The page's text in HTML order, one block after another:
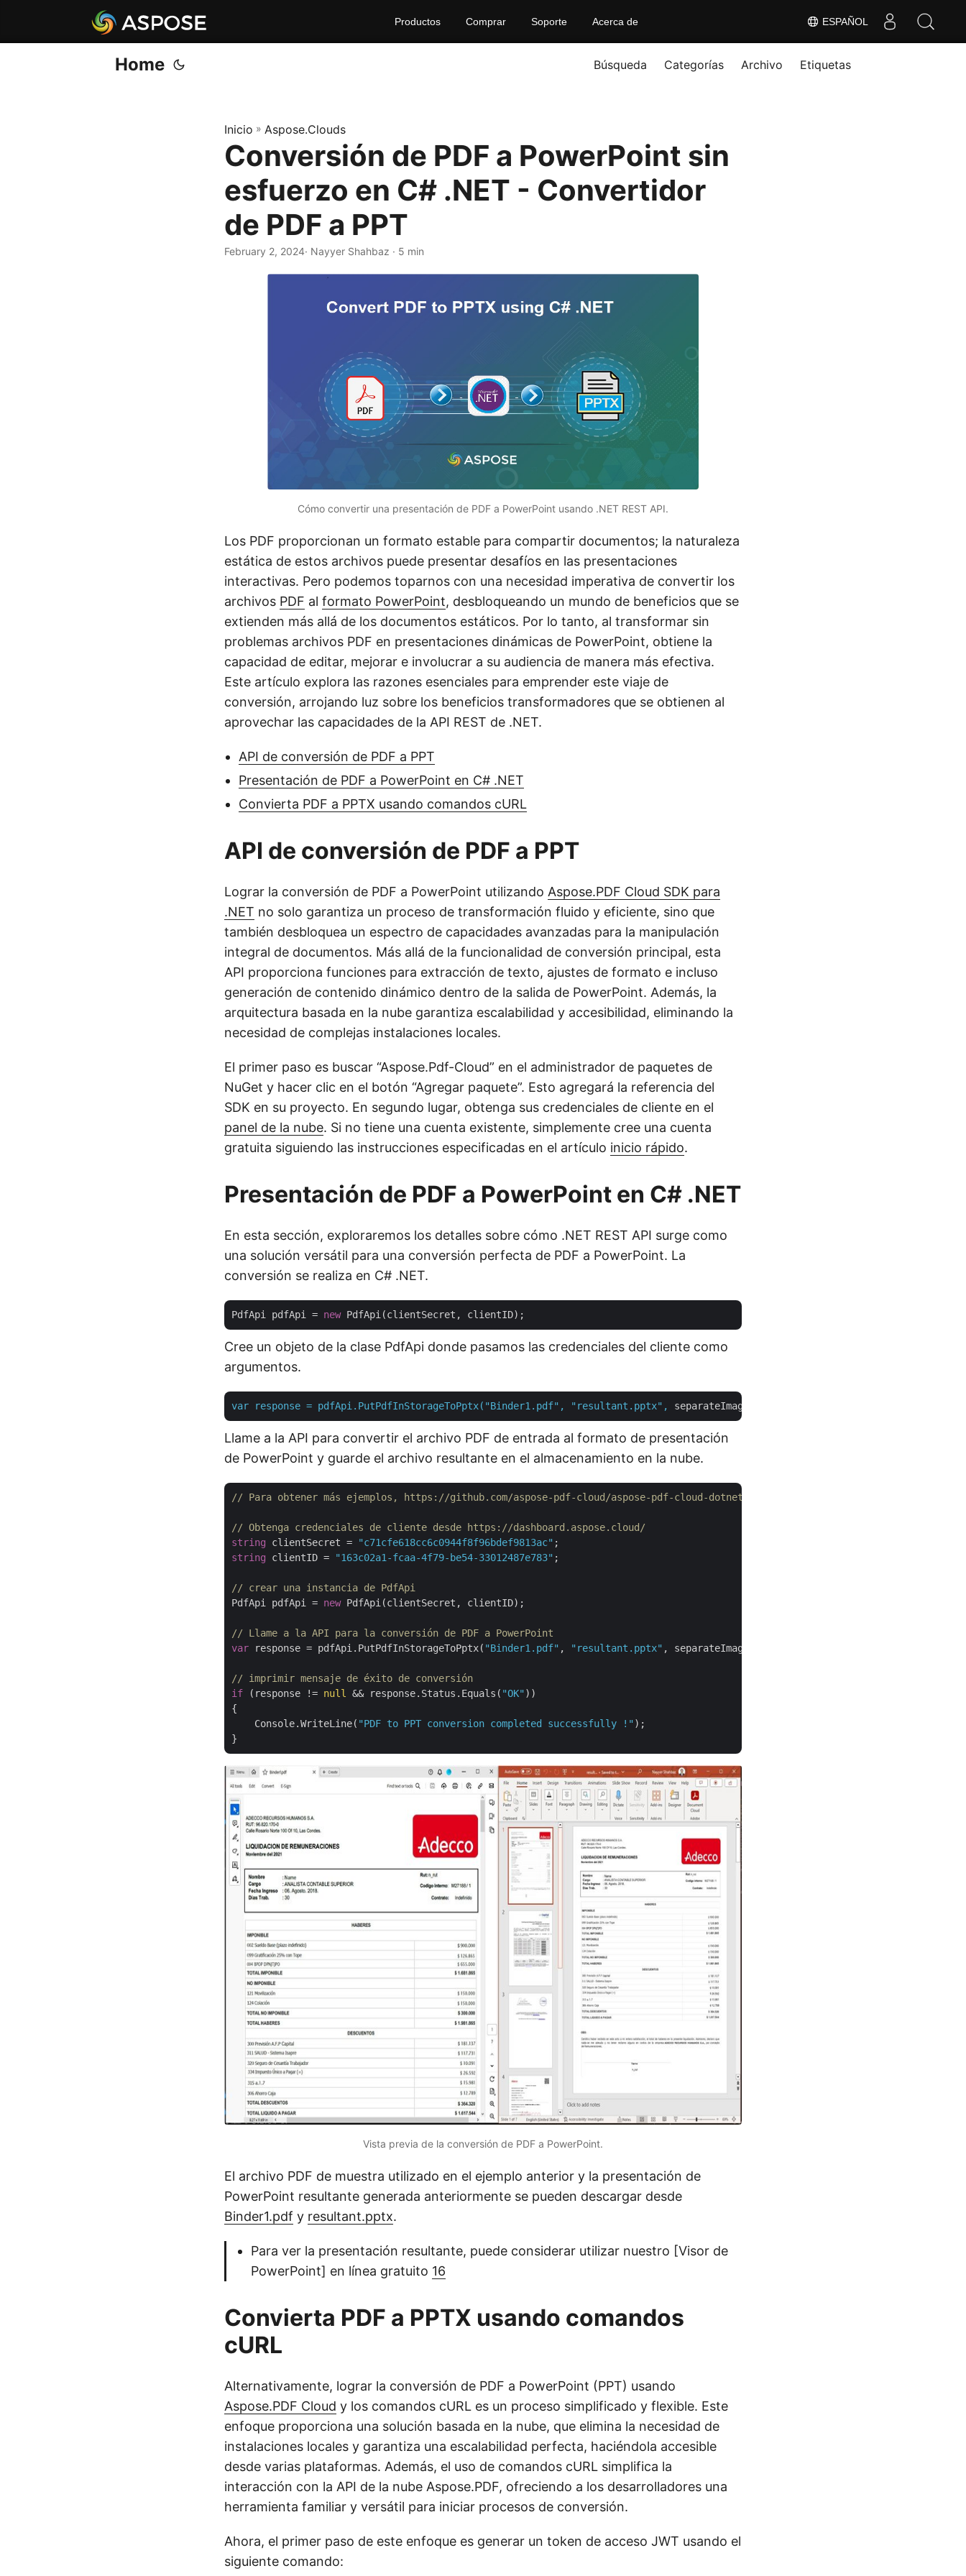
ESPAÑOL
Productos Comprar Soporte Acerca de
Home Búsqueda Categorías Archivo Etiquetas
Inicio » Aspose.Clouds
Conversión de PDF a PowerPoint sin
esfuerzo en C# .NET - Convertidor
de PDF a PPT
February 2, 2024· Nayyer Shahbaz · 5 min
Cómo convertir una presentación de PDF a PowerPoint usando .NET REST API.
Los PDF proporcionan un formato estable para compartir documentos; la naturaleza
estática de estos archivos puede presentar desafíos en las presentaciones
interactivas. Pero podemos toparnos con una necesidad imperativa de convertir los
archivos PDF al formato PowerPoint, desbloqueando un mundo de beneficios que se
extienden más allá de los documentos estáticos. Por lo tanto, al transformar sin
problemas archivos PDF en presentaciones dinámicas de PowerPoint, obtiene la
capacidad de editar, mejorar e involucrar a su audiencia de manera más efectiva.
Este artículo explora las razones esenciales para emprender este viaje de
conversión, arrojando luz sobre los beneficios transformadores que se obtienen al
aprovechar las capacidades de la API REST de .NET.
API de conversión de PDF a PPT
Presentación de PDF a PowerPoint en C# .NET
Convierta PDF a PPTX usando comandos cURL
API de conversión de PDF a PPT
Lograr la conversión de PDF a PowerPoint utilizando Aspose.PDF Cloud SDK para
.NET no solo garantiza un proceso de transformación fluido y eficiente, sino que
también desbloquea un espectro de capacidades avanzadas para la manipulación
integral de documentos. Más allá de la funcionalidad de conversión principal, esta
API proporciona funciones para extracción de texto, ajustes de formato e incluso
generación de contenido dinámico dentro de la salida de PowerPoint. Además, la
arquitectura basada en la nube garantiza escalabilidad y accesibilidad, eliminando la
necesidad de complejas instalaciones locales.
El primer paso es buscar “Aspose.Pdf-Cloud” en el administrador de paquetes de
NuGet y hacer clic en el botón “Agregar paquete”. Esto agregará la referencia del
SDK en su proyecto. En segundo lugar, obtenga sus credenciales de cliente en el
panel de la nube. Si no tiene una cuenta existente, simplemente cree una cuenta
gratuita siguiendo las instrucciones especificadas en el artículo inicio rápido.
Presentación de PDF a PowerPoint en C# .NET
En esta sección, exploraremos los detalles sobre cómo .NET REST API surge como
una solución versátil para una conversión perfecta de PDF a PowerPoint. La
conversión se realiza en C# .NET.
PdfApi pdfApi = new
Cree un objeto de la clase PdfApi donde pasamos las credenciales del cliente como
argumentos.
var response = pdfApi.PutPdfInStorageToPptx("Binder1.pdf", "resultant.pptx" , separateImages:
Llame a la API para convertir el archivo PDF de entrada al formato de presentación
de PowerPoint y guarde el archivo resultante en el almacenamiento en la nube.
// Para obtener más ejemplos, https://github.com/aspose-pdf-cloud/aspose-pdf-cloud-dotnet/tree/master/Examples
// Obtenga credenciales de cliente desde https://dashboard.aspose.cloud/
string clientSecret = "c71cfe618cc6c0944f8f96bdef9813ac"
string clientID = "163c02a1-fcaa-4f79-be54-33012487e783" ;
// crear una instancia de PdfApi
PdfApi pdfApi = new PdfApi(clientSecret, clientID);
// Llame a la API para la conversión de PDF a PowerPoint
var response = pdfApi.PutPdfInStorageToPptx( "Binder1.pdf" , "resultant.pptx" , separateImages:
// imprimir mensaje de éxito de conversión
if (response != null && response.Status.Equals( "OK" ))
{
    Console.WriteLine(
"PDF to PPT conversion completed successfully !" );
Vista previa de la conversión de PDF a PowerPoint.
El archivo PDF de muestra utilizado en el ejemplo anterior y la presentación de
PowerPoint resultante generada anteriormente se pueden descargar desde
Binder1.pdf y resultant.pptx.
Para ver la presentación resultante, puede considerar utilizar nuestro [Visor de
PowerPoint] en línea gratuito 16
Convierta PDF a PPTX usando comandos
cURL
Alternativamente, lograr la conversión de PDF a PowerPoint (PPT) usando
Aspose.PDF Cloud y los comandos cURL es un proceso simplificado y flexible. Este
enfoque proporciona una solución basada en la nube, que elimina la necesidad de
instalaciones locales y garantiza una escalabilidad perfecta, haciéndola accesible
desde varias plataformas. Además, el uso de comandos cURL simplifica la
interacción con la API de la nube Aspose.PDF, ofreciendo a los desarrolladores una
herramienta familiar y versátil para iniciar procesos de conversión.
Ahora, el primer paso de este enfoque es generar un token de acceso JWT usando el
siguiente comando: